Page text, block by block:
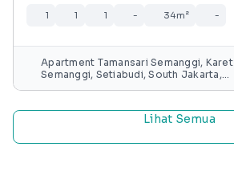
1 1 1 - 34m² -
Apartment Tamansari Semanggi, Karet
Semanggi, Setiabudi, South Jakarta,
Lihat Semua